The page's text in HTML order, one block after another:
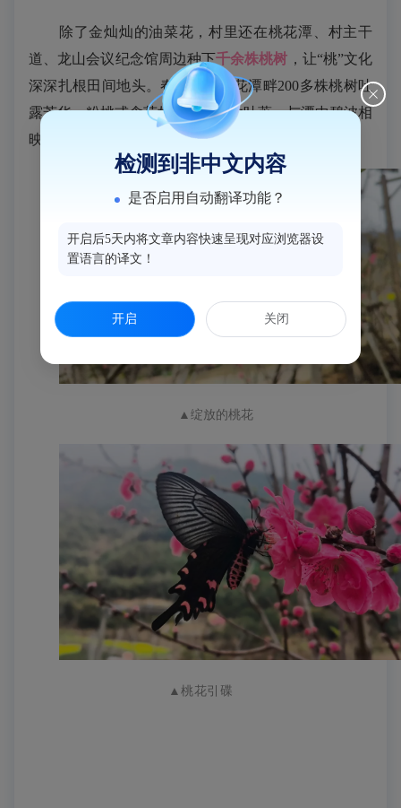
除了金灿灿的油菜花，村里还在桃花潭、村主干
道、龙山会议纪念馆周边种下千余株桃树 ，让“桃”文化
深深扎根田间地头。春日里，桃花潭畔200多株桃树吐
露芳华，粉桃或含苞如珠、或绽放吐蕊，与潭中碧波相
映成趣，蝴蝶穿梭花间，为田园画卷添了几分灵动。
▲ 绽放的桃花
▲桃花引碟
检测到非中文内容
是否启用自动翻译功能？
开启后5天内将文章内容快速呈现对应浏览器设
置语言的译文！
开启 关闭